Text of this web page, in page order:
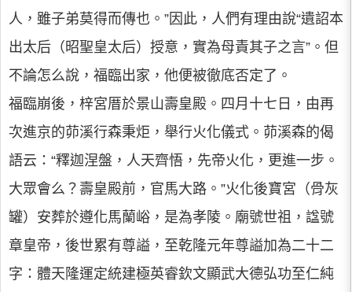
人，雖子弟莫得而傳也。”因此，人們有理由說“遺詔本
出太后（昭聖皇太后）授意，實為母責其子之言”。但
不論怎么說，福臨出家，他便被徹底否定了。
福臨崩後，梓宮厝於景山壽皇殿。四月十七日，由再
次進京的茆溪行森秉炬，舉行火化儀式。茆溪森的偈
語云：“釋迦涅盤，人天齊悟，先帝火化，更進一步。
大眾會么？壽皇殿前，官馬大路。”火化後寶宮（骨灰
罐）安葬於遵化馬蘭峪，是為孝陵。廟號世祖，諡號
章皇帝，後世累有尊謚，至乾隆元年尊謚加為二十二
字：體天隆運定統建極英睿欽文顯武大德弘功至仁純